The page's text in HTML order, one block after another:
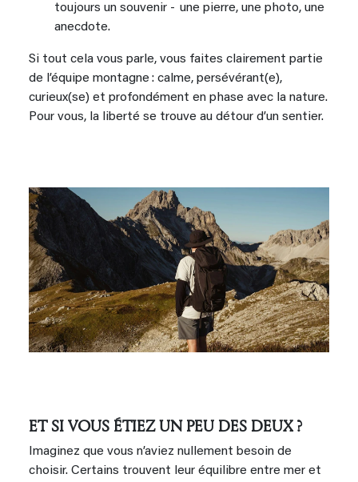
toujours un souvenir - une pierre, une photo, une
anecdote.
Si tout cela vous parle, vous faites clairement partie
de l’équipe montagne : calme, persévérant(e),
curieux(se) et profondément en phase avec la nature.
Pour vous, la liberté se trouve au détour d’un sentier.
ET SI VOUS ÉTIEZ UN PEU DES DEUX ?
Imaginez que vous n’aviez nullement besoin de
choisir. Certains trouvent leur équilibre entre mer et